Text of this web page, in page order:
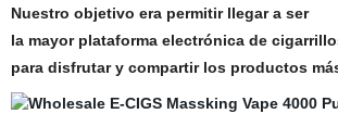
Nuestro objetivo era permitir llegar a ser
la mayor plataforma electrónica de
para disfrutar y compartir los productos